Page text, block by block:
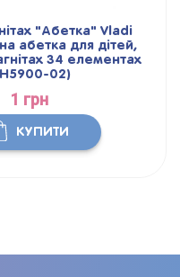
"Абетка" Vladi
абетка для дітей,
34 елементах
02)
1 грн
КУПИТИ